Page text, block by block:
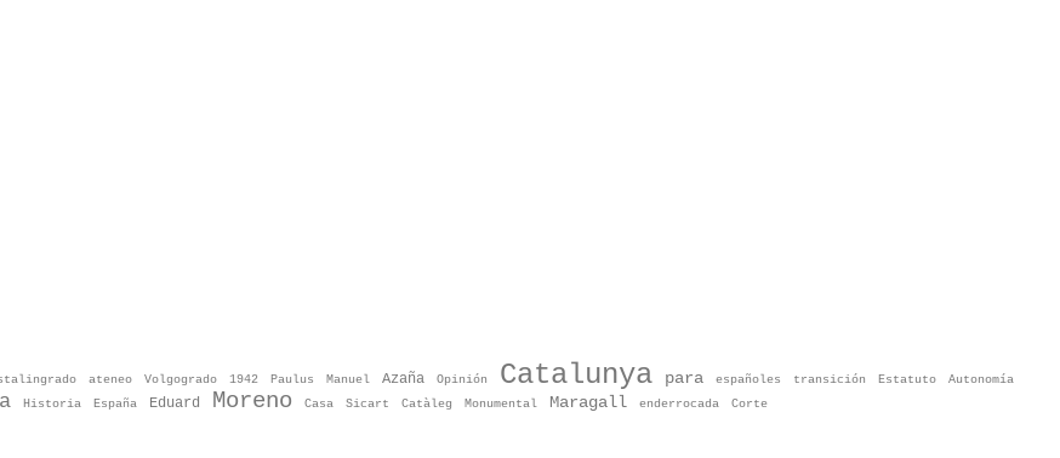
ateneo Volgogrado 1942 Paulus Manuel Azaña Opinión Catalunya para españoles transición Estatuto
Autonomía
Historia España Eduard Moreno Casa Sicart Catàleg Monumental Maragall enderrocada Corte